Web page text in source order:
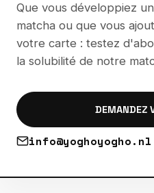
Que vous développiez
matcha ou que vous
votre carte : testez
la solubilité de notre
DEMANDEZ
info@yoghoyogho.nl